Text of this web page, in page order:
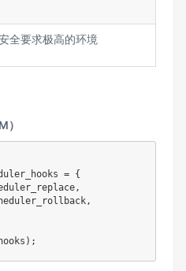
全要求极高的环境​
= {